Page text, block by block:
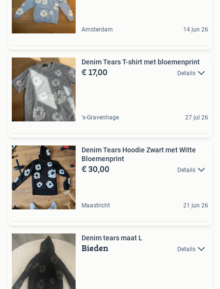
Amsterdam 14 jun 26
Denim Tears T-shirt met bloemenprint
€ 17,00 Details
's-Gravenhage 27 jul 26
Denim Tears Hoodie Zwart met Witte
Bloemenprint
€ 30,00 Details
Maastricht 21 jun 26
Denim tears maat L
Bieden Details